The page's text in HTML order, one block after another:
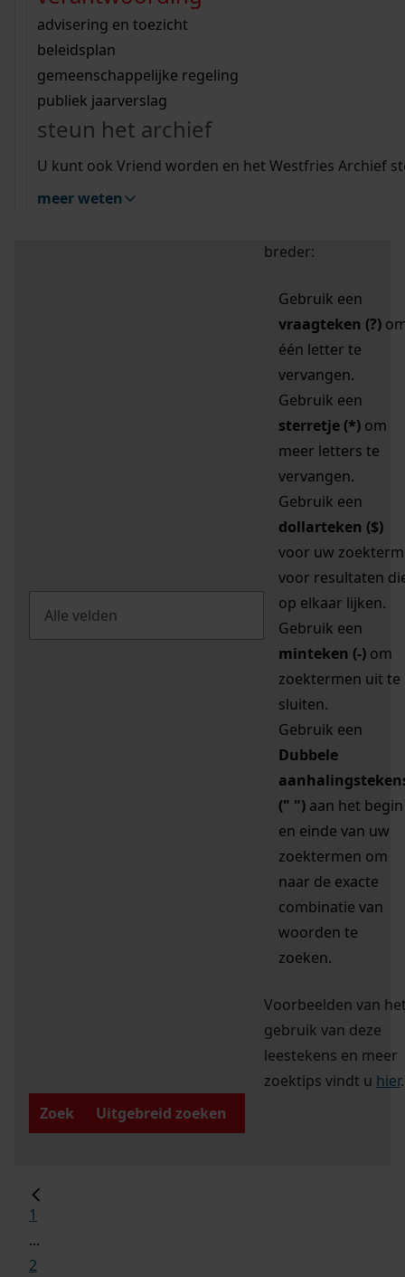
bouwvergunningen
omgevingsvergunningen
vergunningen
beeld en geluid
uitleg nodig?
Wij helpen u op weg met een aantal zoektips.
bekijk alle zoektips
Wij helpen u op weg met een aantal zoektips.
bekijk alle zoektips
bekijk ons geschiedenislokaal
advisering en toezicht
beleidsplan
gemeenschappelijke regeling
publiek jaarverslag
steun het archief
U kunt ook Vriend worden en het Westfries Archief
meer weten
zoektips
Mijn Studiezaal (inloggen)
uw zoekopdracht te
breder:
Gebruik een
vraagteken (?)
één letter te
vervangen.
Gebruik een
sterretje (*) om
meer letters te
vervangen.
Gebruik een
dollarteken ($)
voor uw zoekterm
voor resultaten
op elkaar lijken.
Gebruik een
minteken (-) om
zoektermen uit te
sluiten.
Gebruik een
Dubbele
(" ") aan het begin
en einde van uw
zoektermen om
naar de exacte
combinatie van
woorden te
zoeken.
Voorbeelden van
gebruik van deze
leestekens en meer
zoektips vindt u hier.
Zoek
Uitgebreid zoeken
1
...
2